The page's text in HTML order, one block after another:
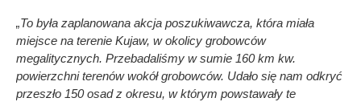
„To była zaplanowana akcja poszukiwawcza, która miała
miejsce na terenie Kujaw, w okolicy grobowców
megalitycznych. Przebadaliśmy w sumie 160 km kw.
powierzchni terenów wokół grobowców. Udało się nam odkryć
przeszło 150 osad z okresu, w którym powstawały te